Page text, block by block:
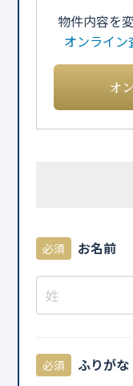
物件内容を
オンライン
オ
必須 お名前
必須 ふりがな